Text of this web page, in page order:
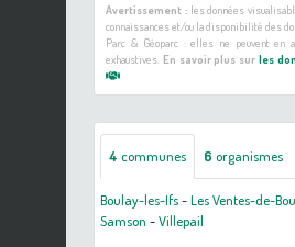
Avertissement :les données
connaissances et/ou la disponibilité des
Parc & Géoparc : elles ne peuvent en
exhaustives. En savoir plus sur les
4 communes 6 organismes
Boulay-les-Ifs-Les Ventes-de-
Samson -Villepail